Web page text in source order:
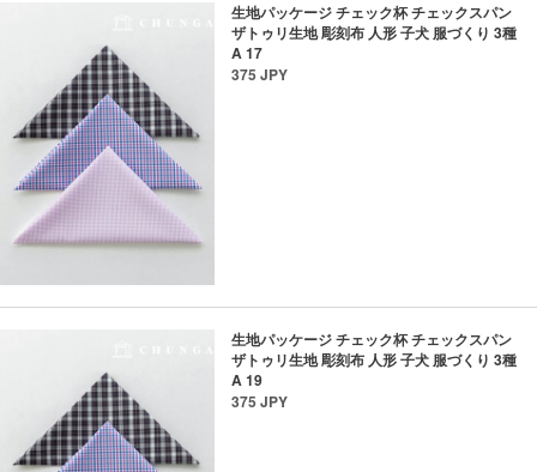
生地パッケージ チェック杯 チェックスパン
ザトゥリ生地 彫刻布 人形 子犬 服づくり 3種
A 17
375 JPY
生地パッケージ チェック杯 チェックスパン
ザトゥリ生地 彫刻布 人形 子犬 服づくり 3種
A 19
375 JPY